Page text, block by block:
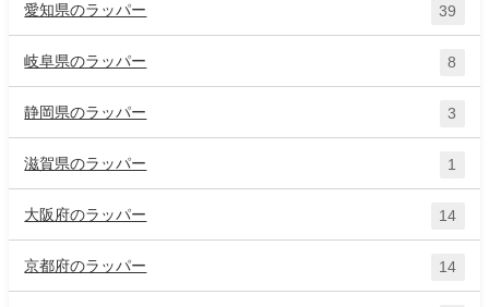
愛知県のラッパー 39
岐阜県のラッパー 8
静岡県のラッパー 3
滋賀県のラッパー 1
大阪府のラッパー 14
京都府のラッパー 14